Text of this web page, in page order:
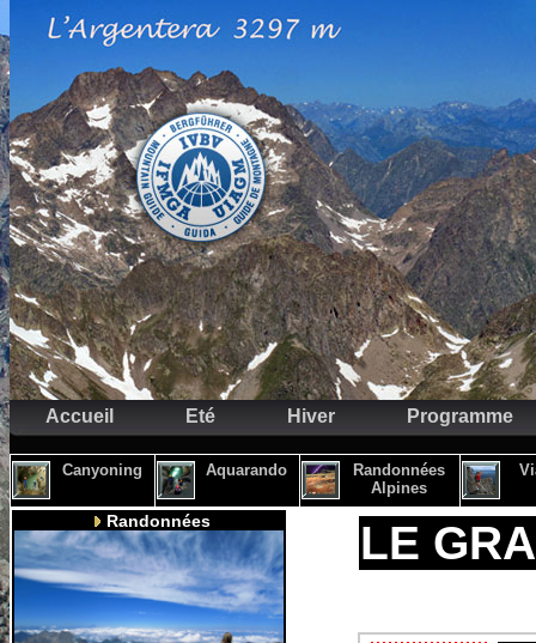
Accueil Eté Hiver Programme
Canyoning Aquarando
Randonnées
Alpines
Randonnées LE